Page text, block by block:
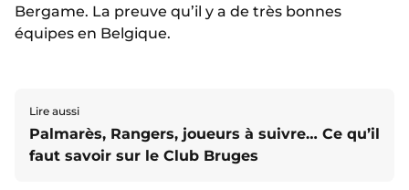
Bergame. La preuve qu’il y a de très bonnes
équipes en Belgique.
Lire aussi
Palmarès, Rangers, joueurs à suivre… Ce qu’il
faut savoir sur le Club Bruges